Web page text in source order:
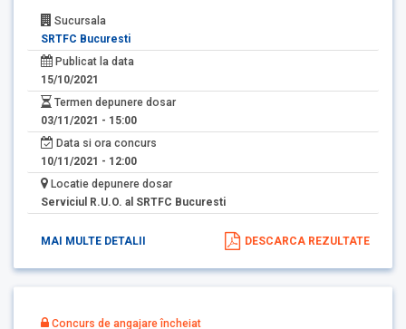
Sucursala
SRTFC Bucuresti
Publicat la data
15/10/2021
Termen depunere dosar
03/11/2021 - 15:00
Data si ora concurs
10/11/2021 - 12:00
Locatie depunere dosar
Serviciul R.U.O. al SRTFC Bucuresti
MAI MULTE DETALII DESCARCA REZULTATE
Concurs de angajare încheiat